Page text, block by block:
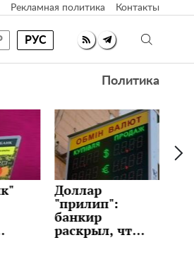
Рекламная политика Контакты
РУС
Политика
Идеальные
блины с
любимой
начинкой на
Масленицу: